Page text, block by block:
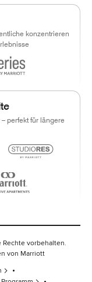
konzentrieren
perfekt für längere
vorbehalten.
von Marriott